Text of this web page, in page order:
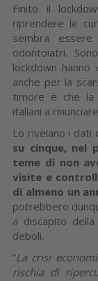
Finito il
riprendere le
sembra
odontoiatri.
lockdown
anche per la
timore è che la
italiani a
Lo rivelano i dati
su cinque, nel
teme di non
visite e
di almeno un
potrebbero
a discapito
deboli.
“La crisi
rischia di